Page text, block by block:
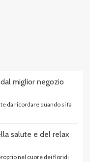
miglior negozio
da ricordare quando si fa
salute e del relax
nel cuore dei floridi